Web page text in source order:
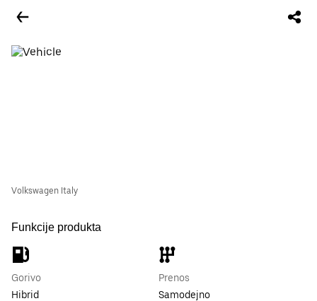
Volkswagen Italy
Funkcije produkta
Gorivo
Hibrid
Prenos
Samodejno